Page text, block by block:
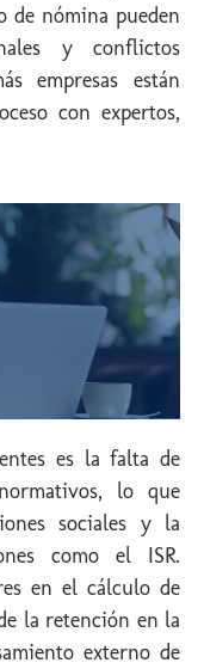
de nómina pueden
y conflictos
empresas están
con expertos,
es la falta de
lo que
sociales y la
como el ISR.
en el cálculo de
la retención en la
externo de